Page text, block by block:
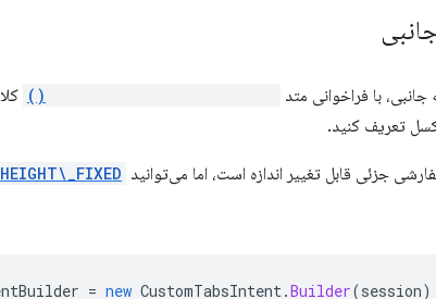
با فراخوانی متد
تعریف کنید.
جزئی قابل تغییر اندازه است، اما می‌توانید
= new CustomTabsIntent.Builder(session)